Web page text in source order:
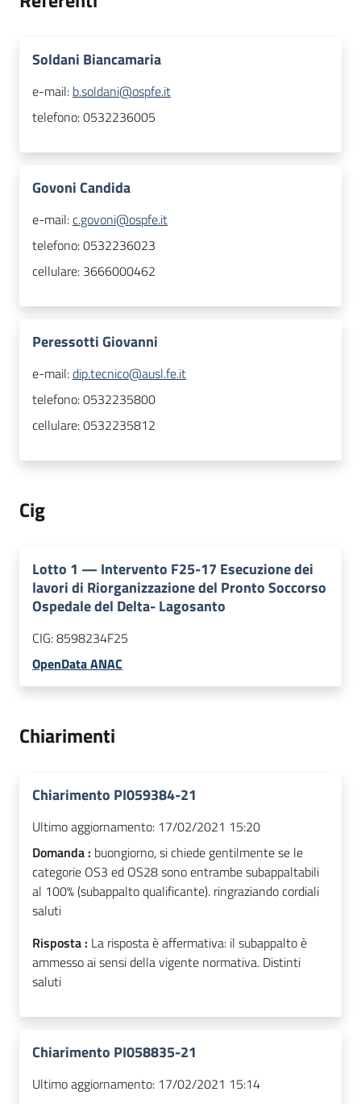
Soldani Biancamaria
e-mail: b.soldani@ospfe.it
telefono:0532236005
Govoni Candida
e-mail:c.govoni@ospfe.it
telefono:0532236023
cellulare: 3666000462
Peressotti Giovanni
e-mail:dip.tecnico@ausl.fe.it
telefono:0532235800
cellulare:0532235812
Cig
Lotto 1 — Intervento F25-17 Esecuzione dei
lavori di Riorganizzazione del Pronto Soccorso
Ospedale del Delta- Lagosanto
CIG:8598234F25
OpenData ANAC
Chiarimenti
Chiarimento PI059384-21
Ultimo aggiornamento: 17/02/2021 15:20
Domanda : buongiorno, si chiede gentilmente se le
categorie OS3 ed OS28 sono entrambe subappaltabili
al 100% (subappalto qualificante). ringraziando cordiali
saluti
Risposta : La risposta è affermativa: il subappalto è
ammesso ai sensi della vigente normativa. Distinti
saluti
Chiarimento PI058835-21
Ultimo aggiornamento: 17/02/2021 15:14